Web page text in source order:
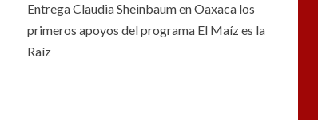
Entrega Claudia Sheinbaum en Oaxaca los
primeros apoyos del programa El Maíz es la
Raíz